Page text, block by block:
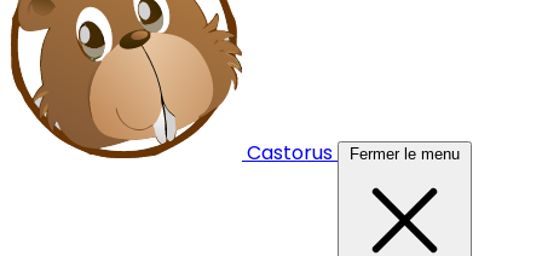
Castorus Fermer le menu